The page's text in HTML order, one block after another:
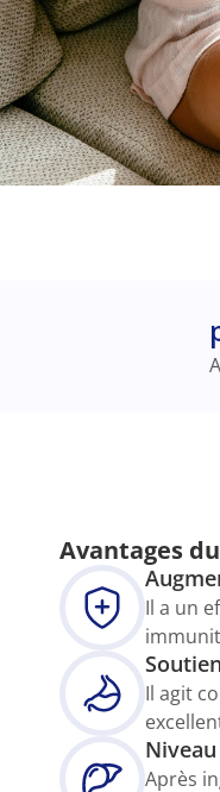
Avantages
Il a un
Il agit
Après